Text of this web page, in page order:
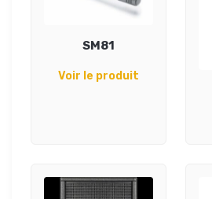
SM81
Voir le produit